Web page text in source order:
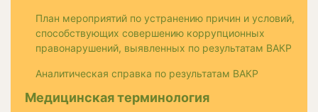
План мероприятий по устранению причин и условий,
способствующих совершению коррупционных
правонарушений, выявленных по результатам ВАКР
Аналитическая справка по результатам ВАКР
Медицинская терминология